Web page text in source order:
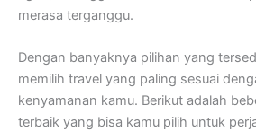
merasa terganggu.
Dengan banyaknya pilihan yang
memilih travel yang paling sesuai
kenyamanan kamu. Berikut adalah
terbaik yang bisa kamu pilih untuk